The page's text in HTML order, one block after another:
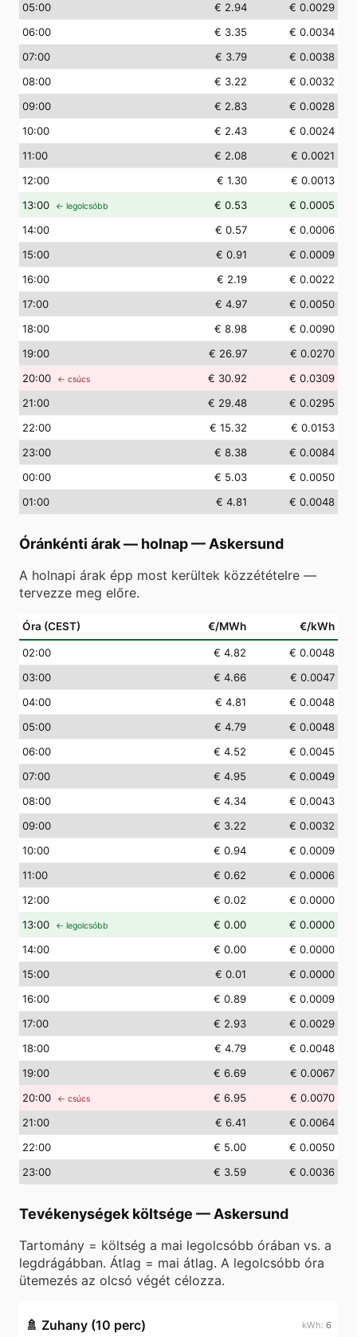
05:00 € 2.94
€ 0.0029
06:00 € 3.35
€ 0.0034
07:00 € 3.79
€ 0.0038
08:00 € 3.22
€ 0.0032
09:00 € 2.83
€ 0.0028
10:00 € 2.43
€ 0.0024
11:00 € 2.08
€ 0.0021
12:00 € 1.30
€ 0.0013
13:00 ← legolcsóbb € 0.53
€ 0.0005
14:00 € 0.57
€ 0.0006
15:00 € 0.91
€ 0.0009
16:00 € 2.19
€ 0.0022
17:00 € 4.97
€ 0.0050
18:00 € 8.98
€ 0.0090
19:00 € 26.97
€ 0.0270
20:00 ← csúcs € 30.92
€ 0.0309
21:00 € 29.48
€ 0.0295
22:00 € 15.32
€ 0.0153
23:00 € 8.38
€ 0.0084
00:00 € 5.03
€ 0.0050
01:00 € 4.81 € 0.0048
Óránkénti árak — holnap— Askersund
A holnapi árak épp most kerültek közzétételre —
tervezze meg előre.
Óra (CEST) €/MWh €/kWh
02:00 € 4.82
€ 0.0048
03:00 € 4.66
€ 0.0047
04:00 € 4.81
€ 0.0048
05:00 € 4.79
€ 0.0048
06:00 € 4.52
€ 0.0045
07:00 € 4.95
€ 0.0049
08:00 € 4.34
€ 0.0043
09:00 € 3.22
€ 0.0032
10:00 € 0.94
€ 0.0009
11:00 € 0.62
€ 0.0006
12:00 € 0.02
€ 0.0000
13:00 ← legolcsóbb € 0.00
€ 0.0000
14:00 € 0.00
€ 0.0000
15:00 € 0.01
€ 0.0000
16:00 € 0.89
€ 0.0009
17:00 € 2.93
€ 0.0029
18:00 € 4.79
€ 0.0048
19:00 € 6.69
€ 0.0067
20:00 ← csúcs € 6.95
€ 0.0070
21:00 € 6.41
€ 0.0064
22:00 € 5.00
€ 0.0050
23:00 € 3.59 € 0.0036
Tevékenységek költsége — Askersund
Tartomány = költség a mai legolcsóbb órában vs. a
legdrágábban. Átlag = mai átlag. A legolcsóbb óra
ütemezés az olcsó végét célozza.
🚿 Zuhany (10 perc) 6